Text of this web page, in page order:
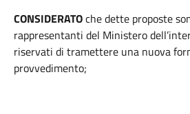
CONSIDERATOche dette proposte
rappresentanti del Ministero
riservati di tramettere una nuova
provvedimento;